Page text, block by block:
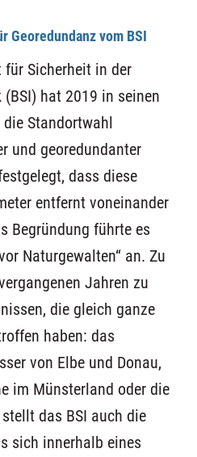
Georedundanz vom BSI
für Sicherheit in der
hat 2019 in seinen
Standortwahl
und georedundanter
dass diese
entfernt voneinander
Begründung führte es
Naturgewalten“ an. Zu
Jahren zu
die gleich ganze
haben: das
von Elbe und Donau,
im Münsterland oder die
das BSI auch die
sich innerhalb eines